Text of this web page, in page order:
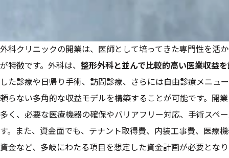
外科クリニックの開業は、医師として培ってきた専門性を活
が特徴です。外科は、 整形外科と並んで比較的高い医業収益
した診療や日帰り手術、訪問診療、さらには自由診療メニュ
頼らない多角的な収益モデルを構築することが可能です。開
多く、必要な医療機器の確保やバリアフリー対応、手術スペ
す。また、資金面でも、テナント取得費、内装工事費、医療
資金など、多岐にわたる項目を想定した資金計画が必要とな